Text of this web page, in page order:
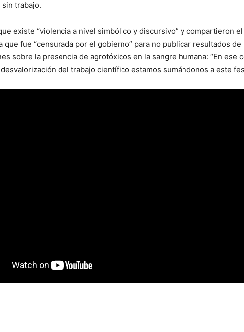
sin trabajo.
existe “violencia a nivel simbólico y discursivo” y compartieron
que fue “censurada por el gobierno” para no publicar resultados de
sobre la presencia de agrotóxicos en la sangre humana: “En ese
del trabajo científico estamos sumándonos a este